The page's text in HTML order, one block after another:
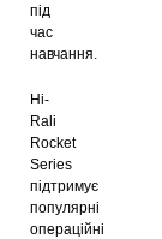
під
час
навчання.
Hi-
Rali
Rocket
Series
підтримує
популярні
операційні